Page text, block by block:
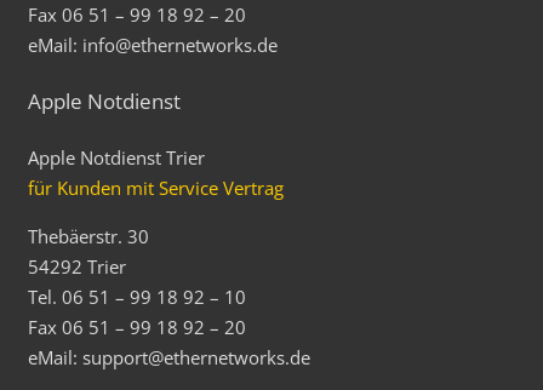
Fax 06 51 – 99 18 92 – 20
eMail: info@ethernetworks.de
Apple Notdienst
Apple Notdienst Trier
für Kunden mit Service Vertrag
Thebäerstr. 30
54292 Trier
Tel. 06 51 – 99 18 92 – 10
Fax 06 51 – 99 18 92 – 20
eMail: support@ethernetworks.de